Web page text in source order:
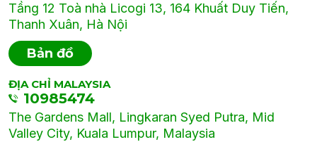
Tầng 12 Toà nhà Licogi 13, 164 Khuất Duy Tiến,
Thanh Xuân, Hà Nội
Bản đồ
ĐỊA CHỈ MALAYSIA
10985474
The Gardens Mall, Lingkaran Syed Putra, Mid
Valley City, Kuala Lumpur, Malaysia